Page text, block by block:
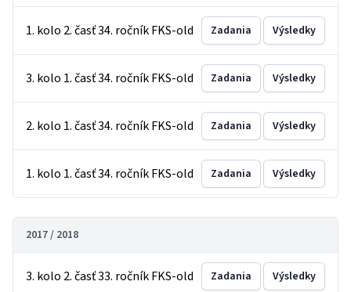
1. kolo 2. časť 34. ročník FKS-old Zadania Výsledky
3. kolo 1. časť 34. ročník FKS-old Zadania Výsledky
2. kolo 1. časť 34. ročník FKS-old Zadania Výsledky
1. kolo 1. časť 34. ročník FKS-old Zadania Výsledky
2017 / 2018
3. kolo 2. časť 33. ročník FKS-old Zadania Výsledky